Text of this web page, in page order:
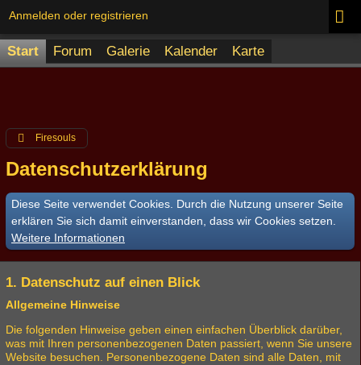
Anmelden oder registrieren
Start Forum Galerie Kalender Karte
Firesouls
Datenschutzerklärung
Diese Seite verwendet Cookies. Durch die Nutzung unserer Seite
erklären Sie sich damit einverstanden, dass wir Cookies setzen.
Weitere Informationen
1. Datenschutz auf einen Blick
Allgemeine Hinweise
Die folgenden Hinweise geben einen einfachen Überblick darüber,
was mit Ihren personenbezogenen Daten passiert, wenn Sie unsere
Website besuchen. Personenbezogene Daten sind alle Daten, mit